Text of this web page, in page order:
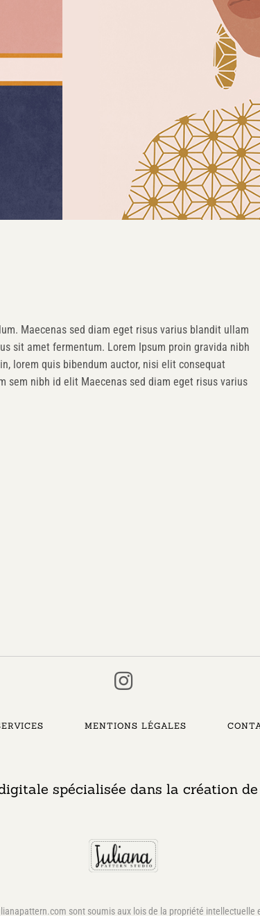
Maecenas sed diam eget risus varius blandit ullam
sit amet fermentum. Lorem Ipsum proin gravida nibh
lorem quis bibendum auctor, nisi elit consequat
sem nibh id elit Maecenas sed diam eget risus varius
MENTIONS LÉGALES
spécialisée dans la création
sont soumis aux lois de la propriété